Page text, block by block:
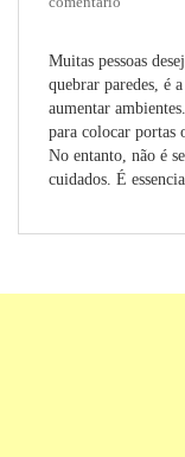
Muitas pessoas
quebrar paredes, é
aumentar
para colocar portas
No entanto, não é
cuidados. É